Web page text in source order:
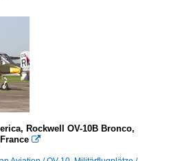
Rockwell OV-10B Bronco,
